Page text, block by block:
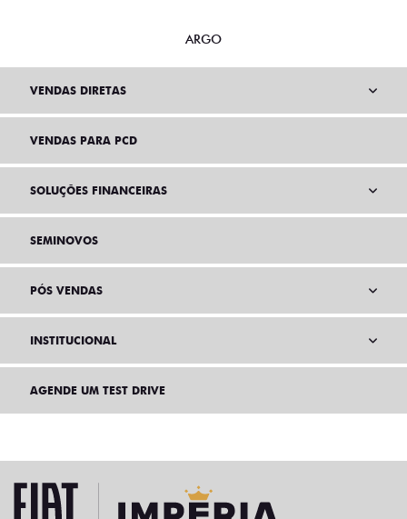
ARGO
VENDAS DIRETAS
VENDAS PARA PCD
SOLUÇÕES FINANCEIRAS
SEMINOVOS
PÓS VENDAS
INSTITUCIONAL
AGENDE UM TEST DRIVE